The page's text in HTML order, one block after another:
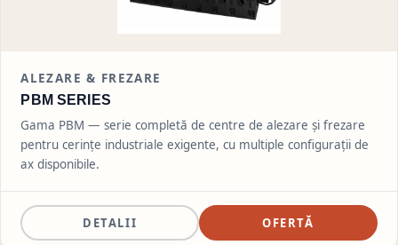
ALEZARE & FREZARE
PBM SERIES
Gama PBM — serie completă de centre de alezare și frezare
pentru cerințe industriale exigente, cu multiple configurații de
ax disponibile.
DETALII OFERTĂ